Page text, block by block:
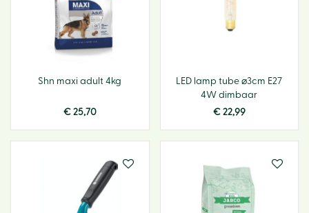
Shn maxi adult 4kg
€ 25,70
LED lamp tube ⌀3cm E27
4W dimbaar
€ 22,99